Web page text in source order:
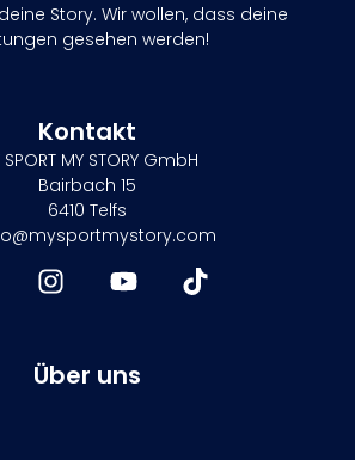
Story. Wir wollen, dass deine
gesehen werden!
Kontakt
SPORT MY STORY GmbH
Bairbach 15
6410 Telfs
Über uns